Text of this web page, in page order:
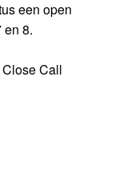
een open
en 8.
Call